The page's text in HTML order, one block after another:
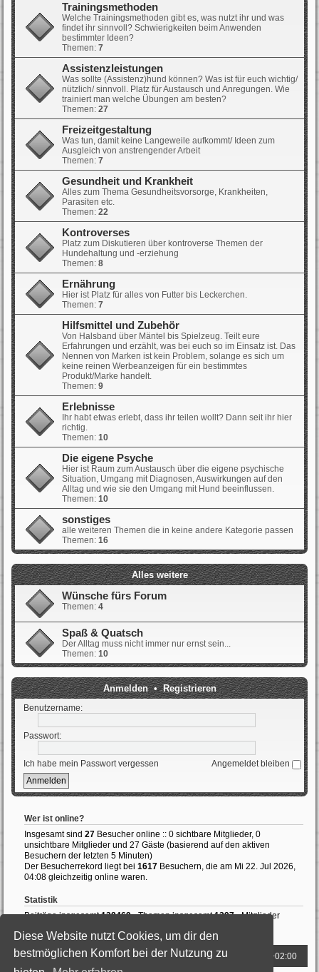
Diese Website nutzt Cookies, um dir den
bestmöglichen Komfort bei der Nutzung zu
Trainingsmethoden
Welche Trainingsmethoden gibt es, was nutzt ihr und was
findet ihr sinnvoll? Schwierigkeiten beim Anwenden
bestimmter Ideen?
Themen: 7
Assistenzleistungen
Was sollte (Assistenz)hund können? Was ist für euch wichtig/
nützlich/ sinnvoll. Platz für Austausch und Anregungen. Wie
trainiert man welche Übungen am besten?
Themen: 27
Freizeitgestaltung
Was tun, damit keine Langeweile aufkommt/ Ideen zum
Ausgleich von anstrengender Arbeit
Themen: 7
Gesundheit und Krankheit
Alles zum Thema Gesundheitsvorsorge, Krankheiten,
Parasiten etc.
Themen: 22
Kontroverses
Platz zum Diskutieren über kontroverse Themen der
Hundehaltung und -erziehung
Themen: 8
Ernährung
Hier ist Platz für alles von Futter bis Leckerchen.
Themen: 7
Hilfsmittel und Zubehör
Von Halsband über Mäntel bis Spielzeug. Teilt eure
Erfahrungen und erzählt, was bei euch so im Einsatz ist. Das
Nennen von Marken ist kein Problem, solange es sich um
keine reinen Werbeanzeigen für ein bestimmtes
Produkt/Marke handelt.
Themen: 9
Erlebnisse
Ihr habt etwas erlebt, dass ihr teilen wollt? Dann seit ihr hier
richtig.
Themen: 10
Die eigene Psyche
Hier ist Raum zum Austausch über die eigene psychische
Situation, Umgang mit Diagnosen, Auswirkungen auf den
Alltag und wie sie den Umgang mit Hund beeinflussen.
Themen: 10
sonstiges
alle weiteren Themen die in keine andere Kategorie passen
Themen: 16
Alles weitere
Wünsche fürs Forum
Themen: 4
Spaß & Quatsch
Der Alltag muss nicht immer nur ernst sein...
Themen: 10
Anmelden•Registrieren
Benutzername:
Passwort:
Ich habe mein Passwort vergessen Angemeldet bleiben
Wer ist online?
Insgesamt sind 27 Besucher online :: 0 sichtbare Mitglieder, 0
unsichtbare Mitglieder und 27 Gäste (basierend auf den aktiven
Besuchern der letzten 5 Minuten)
Der Besucherrekord liegt bei 1617 Besuchern, die am Mi 22. Jul 2026,
04:08 gleichzeitig online waren.
Statistik
Beiträge insgesamt138469• Themen insgesamt1397• Mitglieder
Foren-Übersicht Alle Zeiten sind UTC+02:00